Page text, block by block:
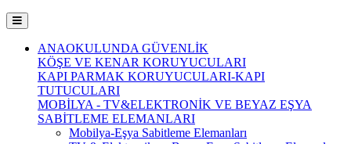
ANAOKULUNDA GÜVENLİK
KÖŞE VE KENAR KORUYUCULARI
KAPI PARMAK KORUYUCULARI-KAPI
TUTUCULARI
MOBİLYA - TV&ELEKTRONİK VE BEYAZ EŞYA
SABİTLEME ELEMANLARI
Mobilya-Eşya Sabitleme Elemanları